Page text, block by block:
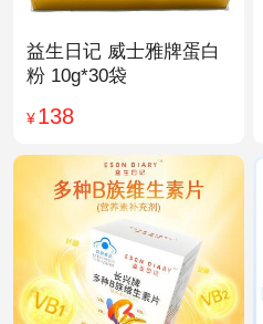
益生日记 威士雅牌蛋白
粉 10g*30袋
¥138